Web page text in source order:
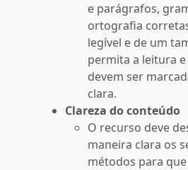
e parágrafos,
ortografia
legível e de um
permita a leitura
devem ser
clara.
Clareza do conteúdo
O recurso deve
maneira clara os
métodos para